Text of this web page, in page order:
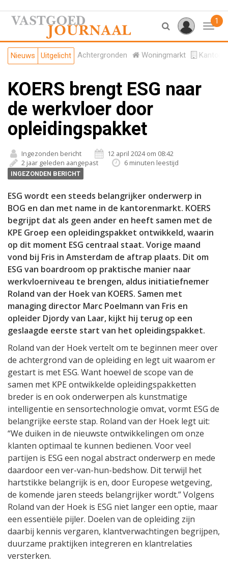
1
Nieuws Uitgelicht Achtergronden Woningmarkt
KOERS brengt ESG naar
de werkvloer door
opleidingspakket
Ingezonden bericht
12 april 2024 om 08:42
2 jaar geleden aangepast
6 minuten leestijd
INGEZONDEN BERICHT
ESG wordt een steeds belangrijker onderwerp in
BOG en dan met name in de kantorenmarkt. KOERS
begrijpt dat als geen ander en heeft samen met de
KPE Groep een opleidingspakket ontwikkeld, waarin
op dit moment ESG centraal staat. Vorige maand
vond bij Fris in Amsterdam de aftrap plaats. Dit om
ESG van boardroom op praktische manier naar
werkvloerniveau te brengen, aldus initiatiefnemer
Roland van der Hoek van KOERS. Samen met
managing director Marc Poelmann van Fris en
opleider Djordy van Laar, kijkt hij terug op een
geslaagde eerste start van het opleidingspakket.
Roland van der Hoek vertelt om te beginnen meer over
de achtergrond van de opleiding en legt uit waarom er
gestart is met ESG. Want hoewel de scope van de
samen met KPE ontwikkelde opleidingspakketten
breder is en ook onderwerpen als kunstmatige
intelligentie en sensortechnologie omvat, vormt ESG de
belangrijke eerste stap. Roland van der Hoek legt uit:
“We duiken in de nieuwste ontwikkelingen om onze
klanten optimaal te kunnen bedienen. Voor veel
partijen is ESG een nogal abstract onderwerp en mede
daardoor een ver-van-hun-bedshow. Dit terwijl het
hartstikke belangrijk is en, door Europese wetgeving,
de komende jaren steeds belangrijker wordt.” Volgens
Roland van der Hoek is ESG niet langer een optie, maar
een essentiële pijler. Doelen van de opleiding zijn
daarbij kennis vergaren, klantverwachtingen begrijpen,
duurzame praktijken integreren en klantrelaties
versterken.